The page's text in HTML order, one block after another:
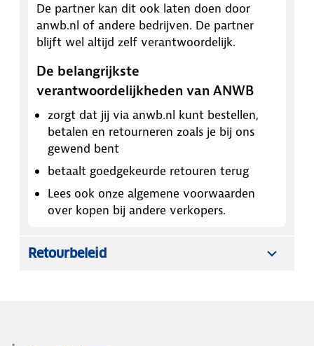
De partner kan dit ook laten doen door
anwb.nl of andere bedrijven. De partner
blijft wel altijd zelf verantwoordelijk.
De belangrijkste
verantwoordelijkheden van ANWB
zorgt dat jij via anwb.nl kunt bestellen,
betalen en retourneren zoals je bij ons
gewend bent
betaalt goedgekeurde retouren terug
Lees ook onze algemene voorwaarden
over kopen bij andere verkopers.
Retourbeleid